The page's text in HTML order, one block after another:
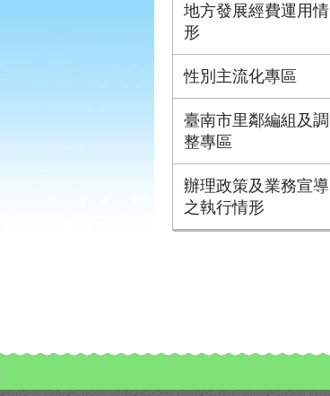
地方發展經費運用情
形
性別主流化專區
臺南市里鄰編組及調
整專區
辦理政策及業務宣導
之執行情形
:::